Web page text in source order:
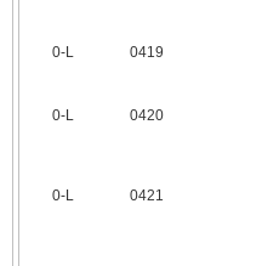
0‑L 0419
0‑L 0420
0‑L 0421